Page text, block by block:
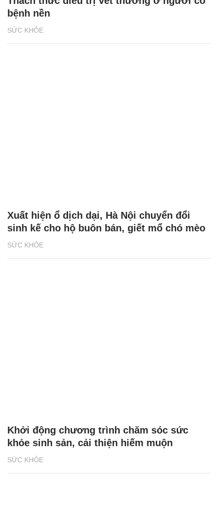
SỨC KHỎE
bệnh nền
SỨC KHỎE
Xuất hiện ổ dịch dại, Hà Nội chuyển đổi
sinh kế cho hộ buôn bán, giết mổ chó mèo
SỨC KHỎE
Khởi động chương trình chăm sóc sức
khỏe sinh sản, cải thiện hiếm muộn